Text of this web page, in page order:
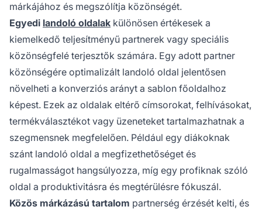
márkájához és megszólítja közönségét.
Egyedi landoló oldalak különösen értékesek a
kiemelkedő teljesítményű partnerek vagy speciális
közönségfelé terjesztők számára. Egy adott partner
közönségére optimalizált landoló oldal jelentősen
növelheti a konverziós arányt a sablon főoldalhoz
képest. Ezek az oldalak eltérő címsorokat, felhívásokat,
termékválasztékot vagy üzeneteket tartalmazhatnak a
szegmensnek megfelelően. Például egy diákoknak
szánt landoló oldal a megfizethetőséget és
rugalmasságot hangsúlyozza, míg egy profiknak szóló
oldal a produktivitásra és megtérülésre fókuszál.
Közös márkázású tartalom partnerség érzését kelti, és